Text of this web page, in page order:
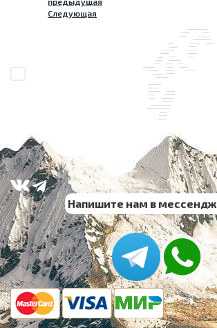
Следующая
Напишите нам в